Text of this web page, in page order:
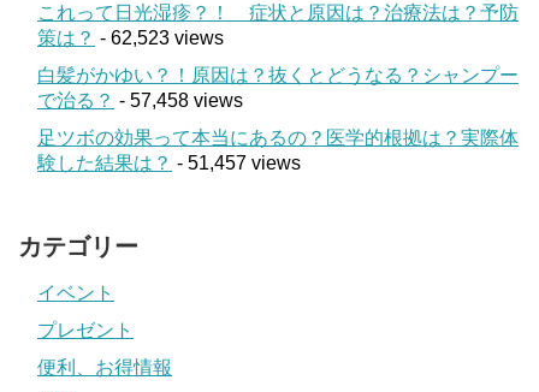
これって日光湿疹？！ 症状と原因は？治療法は？予防
策は？ - 62,523 views
白髪がかゆい？！原因は？抜くとどうなる？シャンプー
で治る？ - 57,458 views
足ツボの効果って本当にあるの？医学的根拠は？実際体
験した結果は？ - 51,457 views
カテゴリー
イベント
プレゼント
便利、お得情報